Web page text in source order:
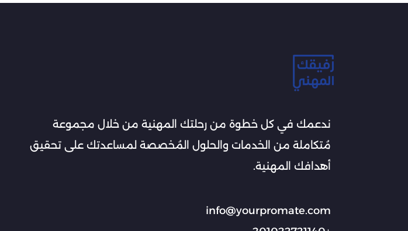
ندعمك في كل خطوة من رحلتك المهنية من خلال مجموعة
مُتكاملة من الخدمات والحلول المُخصصة لمساعدتك على تحقيق
أهدافك المهنية.
info@yourpromate.com